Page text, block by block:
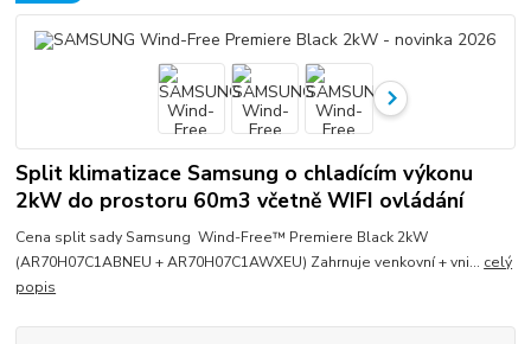
Split klimatizace Samsung o chladícím výkonu
2kW do prostoru 60m3 včetně WIFI ovládání
Cena split sady Samsung Wind-Free™ Premiere Black 2kW
(AR70H07C1ABNEU + AR70H07C1AWXEU) Zahrnuje venkovní + vni... celý
popis